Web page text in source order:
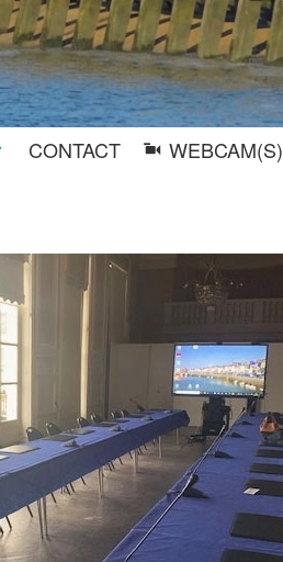
CONTACT WEBCAM(S)